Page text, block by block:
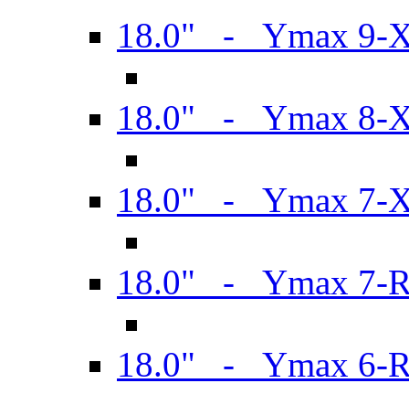
18.0" - Ymax 9-
18.0" - Ymax 8-
18.0" - Ymax 7-
18.0" - Ymax 7-
18.0" - Ymax 6-